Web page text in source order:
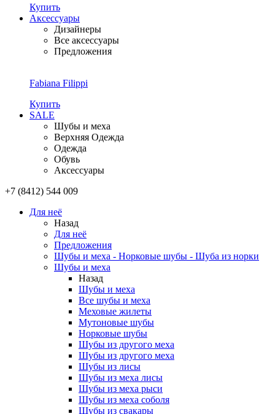
Купить
Аксессуары
Дизайнеры
Все аксессуары
Предложения
Fabiana Filippi
Купить
SALE
Шубы и меха
Верхняя Одежда
Одежда
Обувь
Аксессуары
+7 (8412) 544 009
Для неё
Назад
Для неё
Предложения
Шубы и меха - Норковые шубы - Шуба из норки
Шубы и меха
Назад
Шубы и меха
Все шубы и меха
Меховые жилеты
Мутоновые шубы
Норковые шубы
Шубы из другого меха
Шубы из другого меха
Шубы из лисы
Шубы из меха лисы
Шубы из меха рыси
Шубы из меха соболя
Шубы из свакары